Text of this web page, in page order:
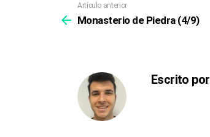
más
Artículo anterior
Monasterio de Piedra (4/9)
Escrito por